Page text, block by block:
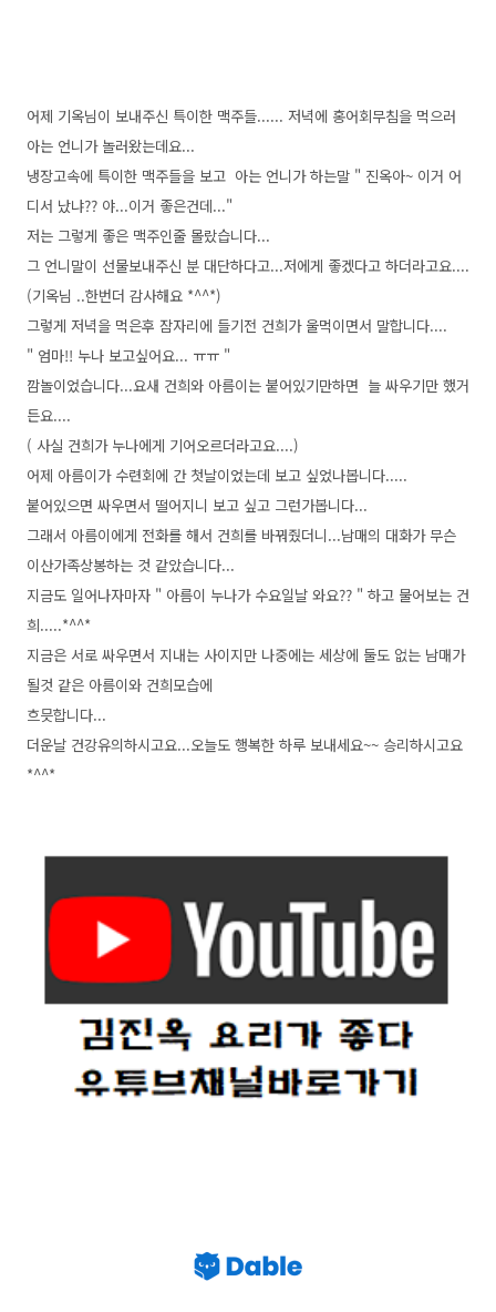
어제 기옥님이 보내주신 특이한 맥주들...... 저녁에 홍어회무침을 먹으러
아는 언니가 놀러왔는데요...
냉장고속에 특이한 맥주들을 보고 아는 언니가 하는말 " 진옥아~ 이거 어
디서 났냐?? 야...이거 좋은건데..."
저는 그렇게 좋은 맥주인줄 몰랐습니다...
그 언니말이 선물보내주신 분 대단하다고...저에게 좋겠다고 하더라고요....
(기옥님 ..한번더 감사해요 *^^*)
그렇게 저녁을 먹은후 잠자리에 들기전 건희가 울먹이면서 말합니다....
" 엄마!! 누나 보고싶어요... ㅠㅠ "
깜놀이었습니다...요새 건희와 아름이는 붙어있기만하면 늘 싸우기만 했거
든요....
( 사실 건희가 누나에게 기어오르더라고요....)
어제 아름이가 수련회에 간 첫날이었는데 보고 싶었나봅니다.....
붙어있으면 싸우면서 떨어지니 보고 싶고 그런가봅니다...
그래서 아름이에게 전화를 해서 건희를 바꿔줬더니...남매의 대화가 무슨
이산가족상봉하는 것 같았습니다...
지금도 일어나자마자 " 아름이 누나가 수요일날 와요?? " 하고 물어보는 건
희.....*^^*
지금은 서로 싸우면서 지내는 사이지만 나중에는 세상에 둘도 없는 남매가
될것 같은 아름이와 건희모습에
흐믓합니다...
더운날 건강유의하시고요...오늘도 행복한 하루 보내세요~~ 승리하시고요
*^^*